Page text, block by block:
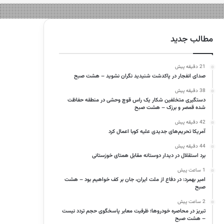
مطالب جدید
21 دقیقه پیش
صدای انفجار در پاکدشت شنیدید نگران نشوید – هشت صبح
38 دقیقه پیش
دستگیری متخلفین شکار یک راس قوچ وحشی در منطقه حفاظت
شده قمصر و برزک – هشت صبح
42 دقیقه پیش
آمریکا تحریم‌های جدیدی علیه کوبا اعمال کرد
44 دقیقه پیش
برد استقلال در دیدار دوستانه مقابل همتای خوزستانی
1 ساعت پیش
امیر بهمرد: در دفاع از ملت ایران، جان بر کف خواهیم بود – هشت
صبح
2 ساعت پیش
تبریز در محاصره خودروها؛ ظرفیت معابر پاسخگوی حجم تردد نیست
– هشت صبح